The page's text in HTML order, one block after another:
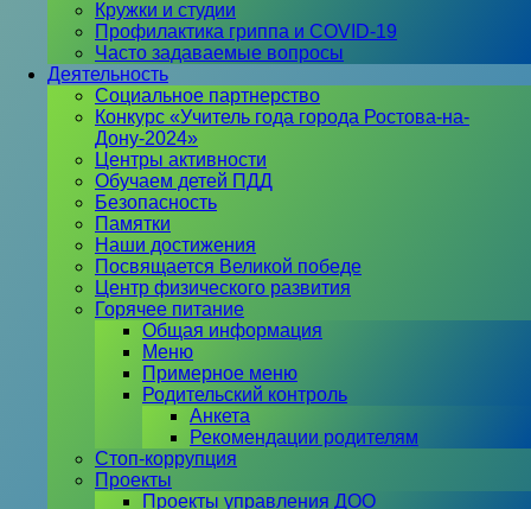
Кружки и студии
Профилактика гриппа и COVID-19
Часто задаваемые вопросы
Деятельность
Социальное партнерство
Конкурс «Учитель года города Ростова-на-
Дону-2024»
Центры активности
Обучаем детей ПДД
Безопасность
Памятки
Наши достижения
Посвящается Великой победе
Центр физического развития
Горячее питание
Общая информация
Меню
Примерное меню
Родительский контроль
Анкета
Рекомендации родителям
Стоп-коррупция
Проекты
Проекты управления ДОО